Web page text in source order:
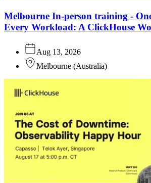
Melbourne In-person training -
Every Workload: A ClickHouse
Aug 13, 2026
Melbourne (Australia)